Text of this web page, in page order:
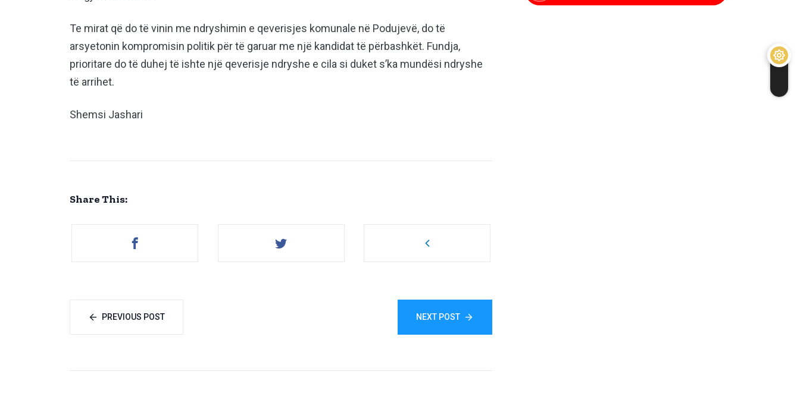
Te mirat që do të vinin me ndryshimin e qeverisjes komunale në Podujevë, do të
arsyetonin kompromisin politik për të garuar me një kandidat të përbashkët. Fundja,
prioritare do të duhej të ishte një qeverisje ndryshe e cila si duket s’ka mundësi ndryshe
të arrihet.
Shemsi Jashari
Share This:
PREVIOUS POST NEXT POST